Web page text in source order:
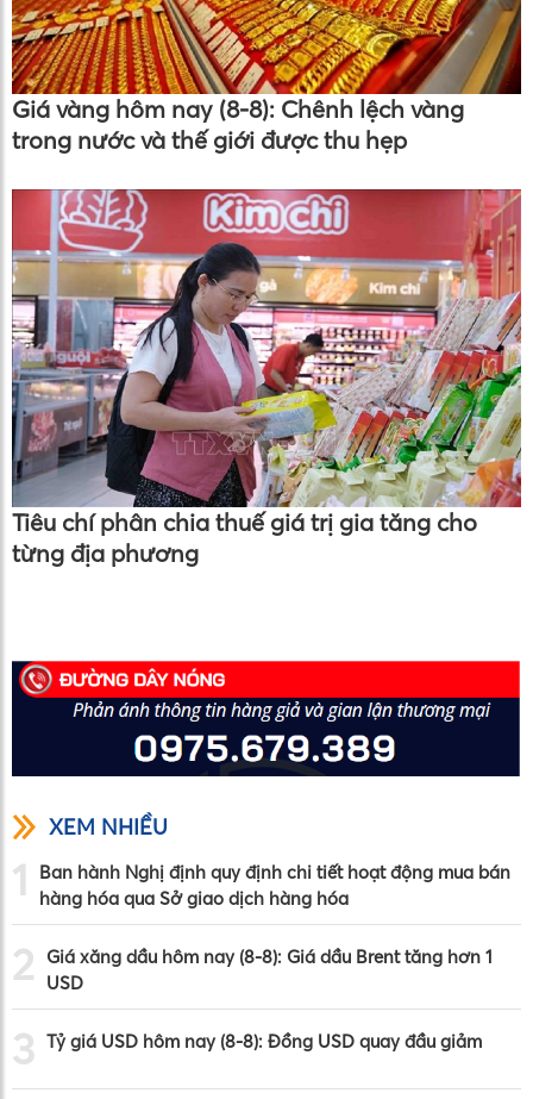
Giá vàng hôm nay (8-8): Chênh lệch vàng
trong nước và thế giới được thu hẹp
Tiêu chí phân chia thuế giá trị gia tăng cho
từng địa phương
XEM NHIỀU
1
Ban hành Nghị định quy định chi tiết hoạt động mua bán
hàng hóa qua Sở giao dịch hàng hóa
2
Giá xăng dầu hôm nay (8-8): Giá dầu Brent tăng hơn 1
USD
3 Tỷ giá USD hôm nay (8-8): Đồng USD quay đầu giảm